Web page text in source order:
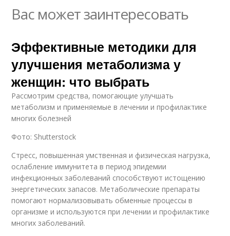
Вас может заинтересовать
Эффективные методики для
улучшения метаболизма у
женщин: что выбрать
Рассмотрим средства, помогающие улучшать
метаболизм и применяемые в лечении и профилактике
многих болезней
Фото: Shutterstock
Стресс, повышенная умственная и физическая нагрузка,
ослабление иммунитета в период эпидемии
инфекционных заболеваний способствуют истощению
энергетических запасов. Метаболические препараты
помогают нормализовывать обменные процессы в
организме и используются при лечении и профилактике
многих заболеваний.